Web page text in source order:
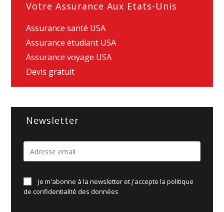
Votre Assurance Aux Etats-Unis
Assurance santé USA
Assurance étudiant USA
Assurance voyage USA
Devis gratuit
Newsletter
Je m'abonne à la newsletter et j'accepte la politique
deconfidentialité des données